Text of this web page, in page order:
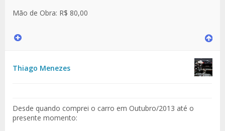
Mão de Obra: R$ 80,00
Thiago Menezes
Desde quando comprei o carro em Outubro/2013 até o
presente momento: